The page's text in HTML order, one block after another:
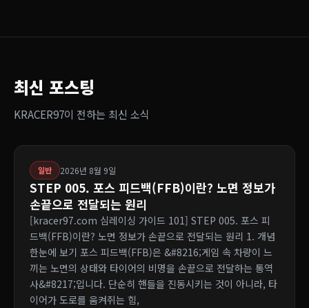
최신 포스팅
KRACER97이 전하는 최신 소식
일반 2026년 8월 9일
STEP 005. 포스 피드백(FFB)이란? 노면 정보가
손끝으로 전달되는 원리
[kracer97.com 심레이싱 가이드 101] STEP 005. 포스 피
드백(FFB)이란? 노면 정보가 손끝으로 전달되는 원리 1. 개념
한눈에 보기 포스 피드백(FFB)은 &#8216;게임 속 차량이 느
끼는 노면의 상태와 타이어의 비명을 손끝으로 전달하는 통역
사&#8217;입니다. 단순히 핸들을 진동시키는 것이 아니라, 타
이어가 도로를 움켜쥐는 힘,